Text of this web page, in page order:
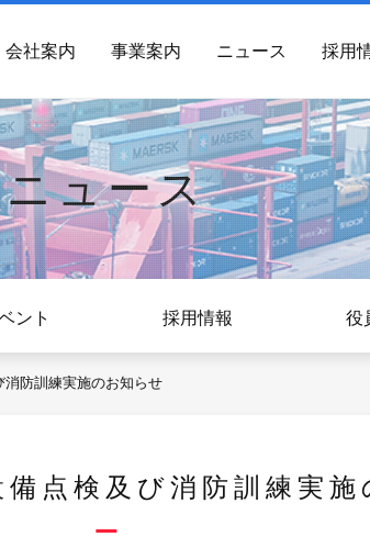
会社案内 事業案内 ニュース 採用
ニュース
ント 採用情報 役
防訓練実施のお知らせ
点検及び消防訓練実施